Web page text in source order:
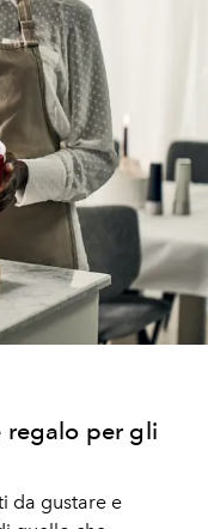
regalo per gli
da gustare e